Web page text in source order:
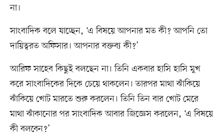
না।
সাংবাদিক বলে যাচ্ছেন, ‘এ বিষয়ে আপনার মত কী? আপনি তো
দায়িত্বরত অফিসার। আপনার বক্তব্য কী?’
আরিফ সাহেব কিছুই বলছেন না। তিনি একবার হাসি হাসি মুখ
করে সাংবাদিকের দিকে চেয়ে থাকলেন। তারপর মাথা ঝাঁকিয়ে
ঝাঁকিয়ে খোট মারতে শুরু করলেন। তিনি তিন বার খোট মেরে
মাথা ঝাঁকানোর পর সাংবাদিক আবার জিজ্ঞেস করলেন, ‘এ বিষয়ে
কী বলবেন?’